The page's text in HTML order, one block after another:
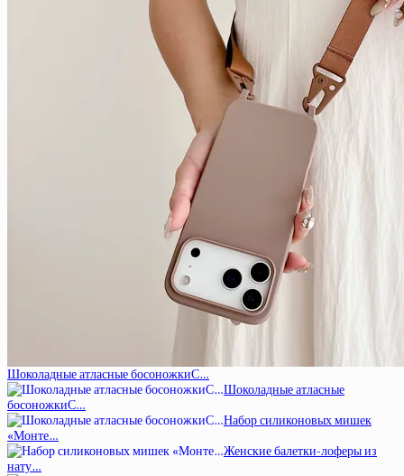
Шоколадные атласные босоножкиС…
Шоколадные атласные
босоножкиС…
Набор силиконовых мишек
«Монте…
Женские балетки-лоферы из
нату…